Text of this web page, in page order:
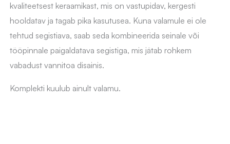
kvaliteetsest keraamikast, mis on vastupidav, kergesti
hooldatav ja tagab pika kasutusea. Kuna valamule ei ole
tehtud segistiava, saab seda kombineerida seinale või
tööpinnale paigaldatava segistiga, mis jätab rohkem
vabadust vannitoa disainis.
Komplekti kuulub ainult valamu.